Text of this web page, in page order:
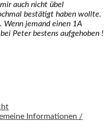
auch nicht übel
bestätigt haben wollte.
Wenn jemand einen 1A
Peter bestens aufgehoben !
Informationen /